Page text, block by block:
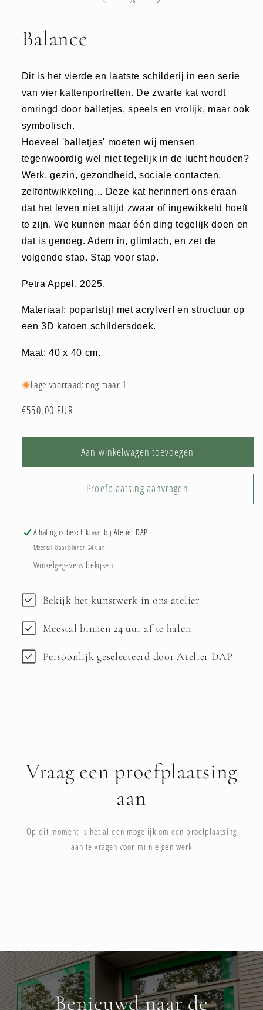
Balance
Dit is het vierde en laatste schilderij in een serie
van vier kattenportretten. De zwarte kat wordt
omringd door balletjes, speels en vrolijk, maar ook
symbolisch.
Hoeveel 'balletjes' moeten wij mensen
tegenwoordig wel niet tegelijk in de lucht houden?
Werk, gezin, gezondheid, sociale contacten,
zelfontwikkeling... Deze kat herinnert ons eraan
dat het leven niet altijd zwaar of ingewikkeld hoeft
te zijn. We kunnen maar één ding tegelijk doen en
dat is genoeg. Adem in, glimlach, en zet de
volgende stap. Stap voor stap.
Petra Appel, 2025.
Materiaal: popartstijl met acrylverf en structuur op
een 3D katoen schildersdoek.
Maat: 40 x 40 cm.
Lage voorraad: nog maar 1
Normale
€550,00 EUR
Aan winkelwagen toevoegen
Proefplaatsing aanvragen
Afhaling is beschikbaar bij Atelier DAP
Meestal klaar binnen 24 uur
Winkelgegevens bekijken
Bekijk het kunstwerk in ons atelier
Meestal binnen 24 uur af te halen
Persoonlijk geselecteerd door Atelier DAP
Vraag een proefplaatsing
aan
Op dit moment is het alleen mogelijk om een proefplaatsing
aan te vragen voor mijn eigen werk
Benieuwd naar de